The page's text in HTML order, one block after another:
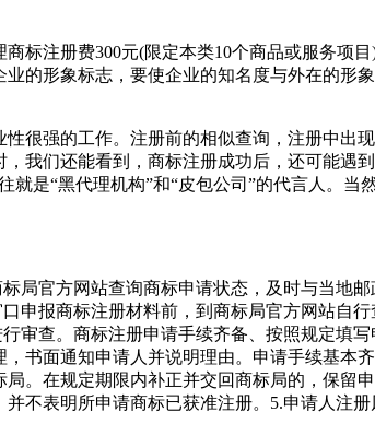
标注册费300元(限定本类10个商品或服务项
的形象标志，要使企业的知名度与外在的
很强的工作。注册前的相似查询，注册中出
我们还能看到，商标注册成功后，还可能遇
是“黑代理机构”和“皮包公司”的代言人。
局官方网站查询商标申请状态，及时与当地
申报商标注册材料前，到商标局官方网站自
审查。商标注册申请手续齐备、按照规定填
书面通知申请人并说明理由。申请手续基本
。在规定期限内补正并交回商标局的，保留
不表明所申请商标已获准注册。5.申请人注